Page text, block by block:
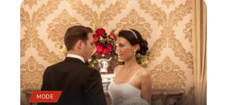
MODE